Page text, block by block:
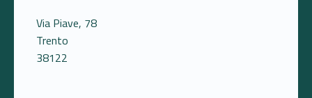
Via Piave, 78
Trento
38122